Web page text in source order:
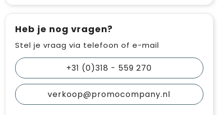
Heb je nog vragen?
Stel je vraag via telefoon of e-mail
+31 (0)318 - 559 270
verkoop@promocompany.nl